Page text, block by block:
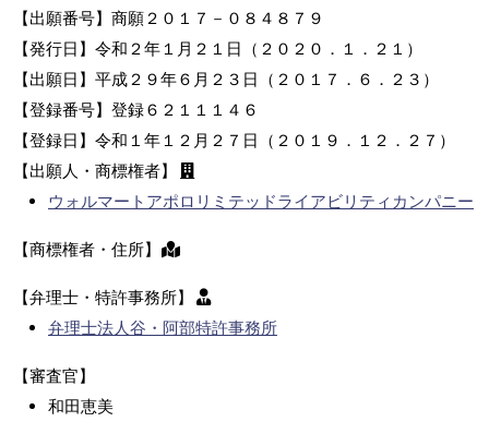
【出願番号】商願２０１７－０８４８７９
【発行日】令和２年１月２１日（２０２０．１．２１）
【出願日】平成２９年６月２３日（２０１７．６．２３）
【登録番号】登録６２１１１４６
【登録日】令和１年１２月２７日（２０１９．１２．２７）
【出願人・商標権者】
ウォルマートアポロリミテッドライアビリティカンパニー
【商標権者・住所】
【弁理士・特許事務所】
弁理士法人谷・阿部特許事務所
【審査官】
和田恵美